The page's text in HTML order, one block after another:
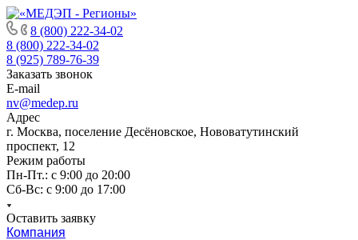
8 (800) 222-34-02
8 (800) 222-34-02
8 (925) 789-76-39
Заказать звонок
E-mail
nv@medep.ru
Адрес
г. Москва, поселение Десёновское, Нововатутинский
проспект, 12
Режим работы
Пн-Пт.: с 9:00 до 20:00
Cб-Вс: с 9:00 до 17:00
Оставить заявку
Компания